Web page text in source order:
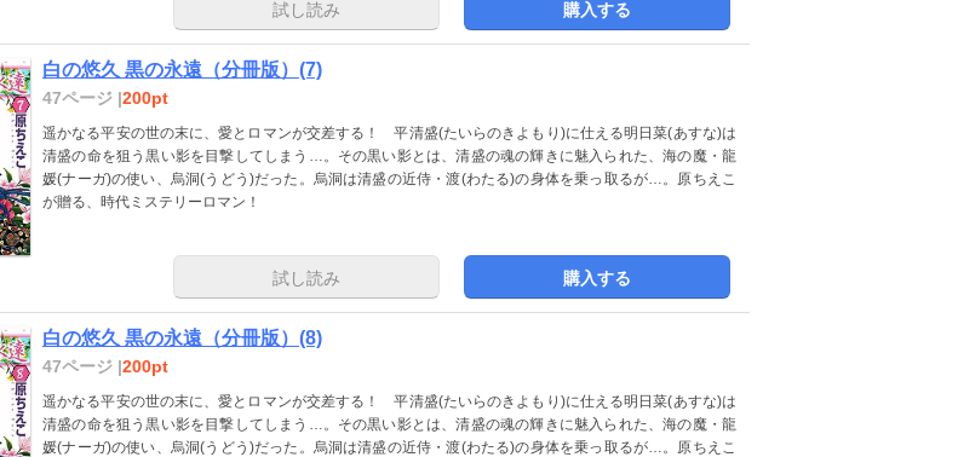
試し読み 購入する
白の悠久 黒の永遠（分冊版）(7)
47ページ |200pt
遥かなる平安の世の末に、愛とロマンが交差する！ 平清盛(たいらのきよもり)に仕える明日菜(あすな)は
清盛の命を狙う黒い影を目撃してしまう…。その黒い影とは、清盛の魂の輝きに魅入られた、海の魔・龍
媛(ナーガ)の使い、烏洞(うどう)だった。烏洞は清盛の近侍・渡(わたる)の身体を乗っ取るが…。原ちえこ
が贈る、時代ミステリーロマン！
試し読み 購入する
白の悠久 黒の永遠（分冊版）(8)
47ページ |200pt
遥かなる平安の世の末に、愛とロマンが交差する！ 平清盛(たいらのきよもり)に仕える明日菜(あすな)は
清盛の命を狙う黒い影を目撃してしまう…。その黒い影とは、清盛の魂の輝きに魅入られた、海の魔・龍
媛(ナーガ)の使い、烏洞(うどう)だった。烏洞は清盛の近侍・渡(わたる)の身体を乗っ取るが…。原ちえこ